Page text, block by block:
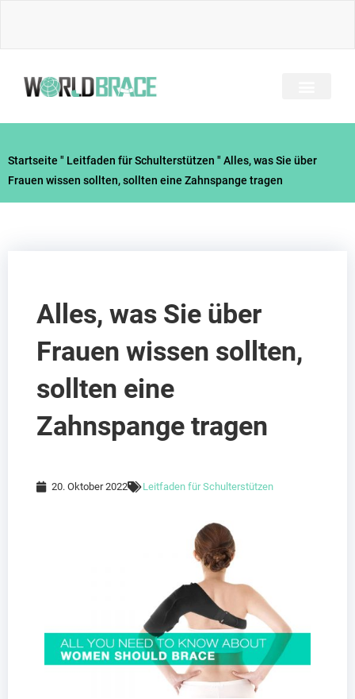
Startseite " Leitfaden für Schulterstützen " Alles, was Sie über
Frauen wissen sollten, sollten eine Zahnspange tragen
Alles, was Sie über
Frauen wissen sollten,
sollten eine
Zahnspange tragen
20. Oktober 2022 Leitfaden für Schulterstützen